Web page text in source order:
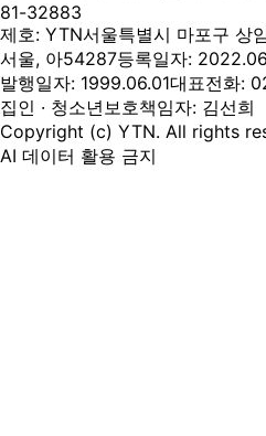
81-32883
제호: YTN서울특별시 마포구 상
서울, 아54287등록일자:
발행일자: 1999.06.01대표전화:
집인 · 청소년보호책임자: 김선희
Copyright (c) YTN. All rights
AI 데이터 활용 금지